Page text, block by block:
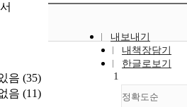
음 (35)
음 (11)
내보내기
내책장담기
한글로보기
정확도순
1